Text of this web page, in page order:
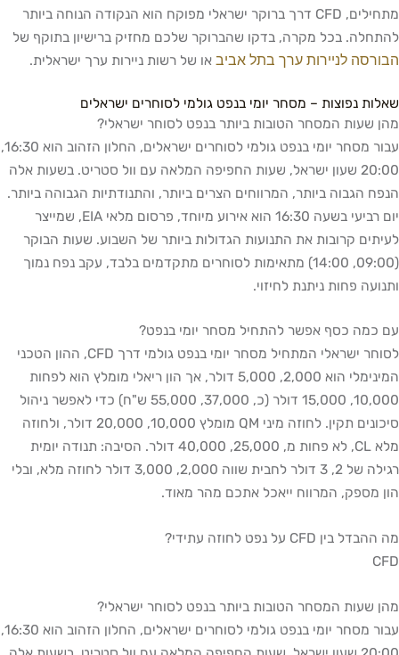
מתחילים, CFD דרך ברוקר ישראלי מפוקח הוא הנקודה הנוחה ביותר
להתחלה. בכל מקרה, בדקו שהברוקר שלכם מחזיק ברישיון בתוקף של
הבורסה לניירות ערך בתל אביב או של רשות ניירות ערך ישראלית.
שאלות נפוצות – מסחר יומי בנפט גולמי לסוחרים ישראלים
מהן שעות המסחר הטובות ביותר בנפט לסוחר ישראלי?
עבור מסחר יומי בנפט גולמי לסוחרים ישראלים, החלון הזהוב הוא 16:30,
20:00 שעון ישראל, שעות החפיפה המלאה עם וול סטריט. בשעות אלה
הנפח הגבוה ביותר, המרווחים הצרים ביותר, והתנודתיות הגבוהה ביותר.
יום רביעי בשעה 16:30 הוא אירוע מיוחד, פרסום מלאי EIA, שמייצר
לעיתים קרובות את התנועות הגדולות ביותר של השבוע. שעות הבוקר
(09:00, 14:00) מתאימות לסוחרים מתקדמים בלבד, עקב נפח נמוך
ותנועה פחות ניתנת לחיזוי.
עם כמה כסף אפשר להתחיל מסחר יומי בנפט?
לסוחר ישראלי המתחיל מסחר יומי בנפט גולמי דרך CFD, ההון הטכני
המינימלי הוא 2,000, 5,000 דולר, אך הון ריאלי מומלץ הוא לפחות
10,000, 15,000 דולר (כ, 37,000, 55,000 ש"ח) כדי לאפשר ניהול
סיכונים תקין. לחוזה מיני QM מומלץ 10,000, 20,000 דולר, ולחוזה
מלא CL, לא פחות מ, 25,000, 40,000 דולר. הסיבה: תנודה יומית
רגילה של 2, 3 דולר לחבית שווה 2,000, 3,000 דולר לחוזה מלא, ובלי
הון מספק, המרווח ייאכל אתכם מהר מאוד.
מה ההבדל בין CFD על נפט לחוזה עתידי?
CFD
מהן שעות המסחר הטובות ביותר בנפט לסוחר ישראלי?
עבור מסחר יומי בנפט גולמי לסוחרים ישראלים, החלון הזהוב הוא 16:30,